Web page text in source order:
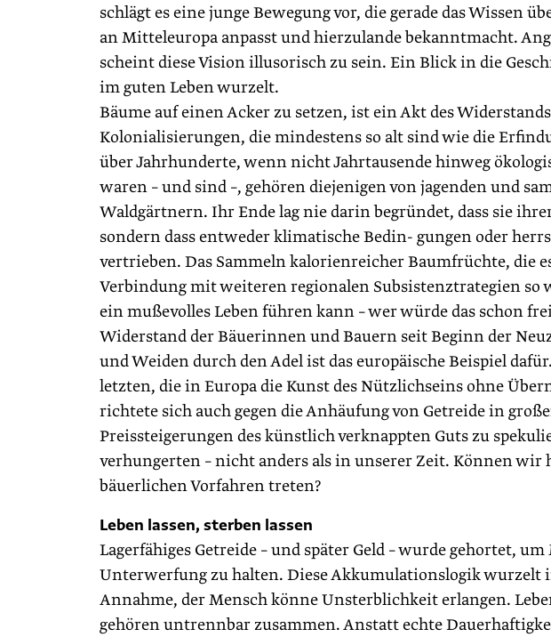
schlägt es eine junge Bewegung vor, die gerade das Wissen
an Mitteleuropa anpasst und hierzulande bekanntmacht.
scheint diese Vision illusorisch zu sein. Ein Blick in die
im guten Leben wurzelt.
Bäume auf einen Acker zu setzen, ist ein Akt des
Kolonialisierungen, die mindestens so alt sind wie die
über Jahrhunderte, wenn nicht Jahrtausende hinweg
waren – und sind –, gehören diejenigen von jagenden und
Waldgärtnern. Ihr Ende lag nie darin begründet, dass sie
sondern dass entweder klimatische Bedin- gungen oder
vertrieben. Das Sammeln kalorienreicher Baumfrüchte, die
Verbindung mit weiteren regionalen Subsistenztrategien so
ein mußevolles Leben führen kann – wer würde das schon
Widerstand der Bäuerinnen und Bauern seit Beginn der
und Weiden durch den Adel ist das europäische Beispiel
letzten, die in Europa die Kunst des Nützlichseins ohne
richtete sich auch gegen die Anhäufung von Getreide in
Preissteigerungen des künstlich verknappten Guts zu
verhungerten – nicht anders als in unserer Zeit. Können wir
bäuerlichen Vorfahren treten?
Leben lassen, sterben lassen
Lagerfähiges Getreide – und später Geld – wurde gehortet,
Unterwerfung zu halten. Diese Akkumulationslogik wurzelt
Annahme, der Mensch könne Unsterblichkeit erlangen.
gehören untrennbar zusammen. Anstatt echte